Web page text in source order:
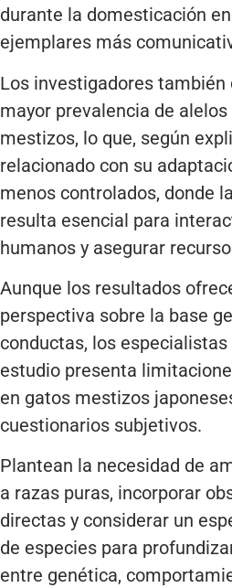
durante la domesticación
ejemplares más
Los investigadores también
mayor prevalencia de
mestizos, lo que, según
relacionado con su
menos controlados, donde
resulta esencial para
humanos y asegurar
Aunque los resultados
perspectiva sobre la base
conductas, los
estudio presenta
en gatos mestizos
cuestionarios subjetivos.
Plantean la necesidad de
a razas puras, incorporar
directas y considerar un
de especies para
entre genética,